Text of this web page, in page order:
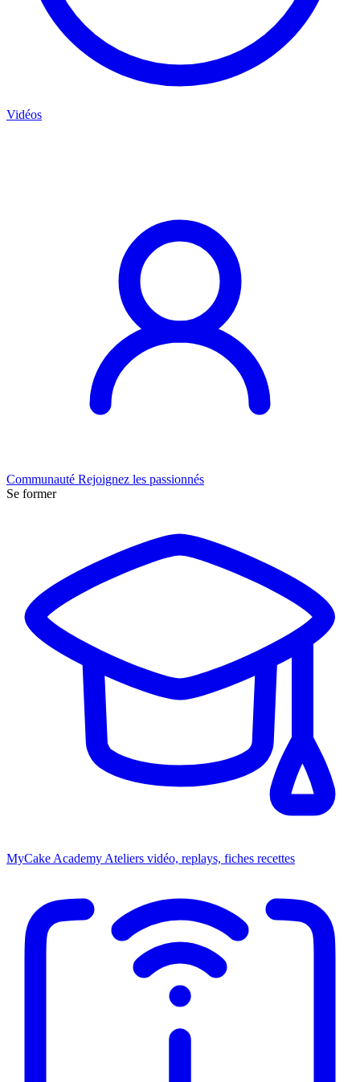
Vidéos
Communauté Rejoignez les passionnés
Se former
MyCake Academy Ateliers vidéo, replays, fiches recettes